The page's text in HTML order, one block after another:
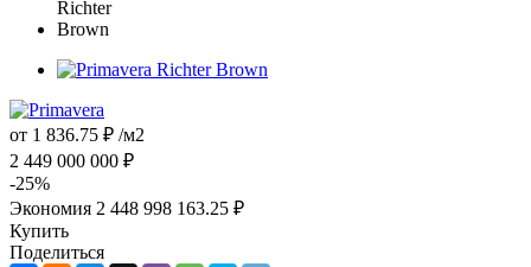
от 1 836.75 ₽ /м2
2 449 000 000 ₽
-25%
Экономия 2 448 998 163.25 ₽
Купить
Поделиться